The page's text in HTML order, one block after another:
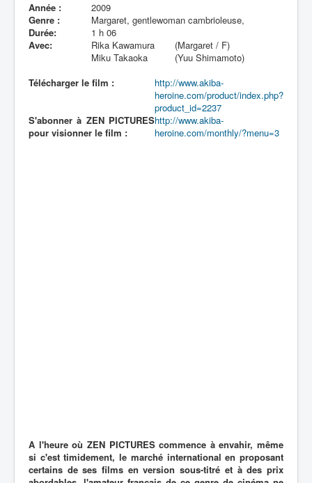
Année :
2009
Genre :
Margaret, gentlewoman cambrioleuse,
Durée:
1 h 06
Avec:
Rika Kawamura
(Margaret / F)
Miku Takaoka
(Yuu Shimamoto)
Télécharger le film :
http://www.akiba-
heroine.com/product/index.php?
product_id=2237
S'abonner à ZEN PICTURES
pour visionner le film :
http://www.akiba-
heroine.com/monthly/?menu=3
A l'heure où ZEN PICTURES commence à envahir, même
si c'est timidement, le marché international en proposant
certains de ses films en version sous-titré et à des prix